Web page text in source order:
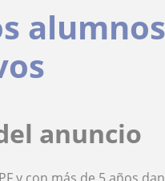
anuncio